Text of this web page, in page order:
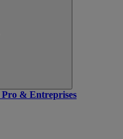
Pro & Entreprises